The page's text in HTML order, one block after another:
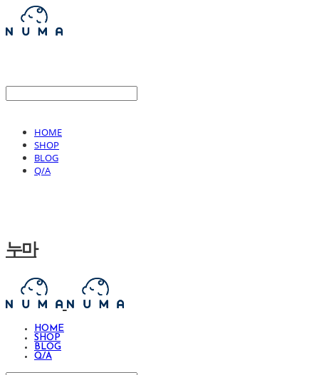
HOME
SHOP
BLOG
Q/A
누마
HOME
SHOP
BLOG
Q/A